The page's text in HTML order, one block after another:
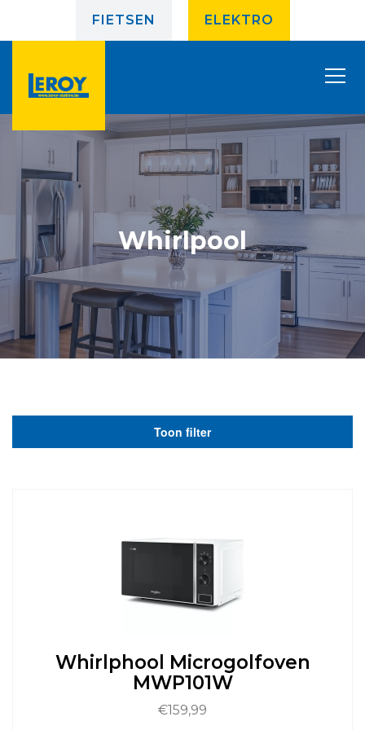
FIETSEN ELEKTRO
Whirlpool
Toon filter
Whirlphool Microgolfoven
MWP101W
€159,99